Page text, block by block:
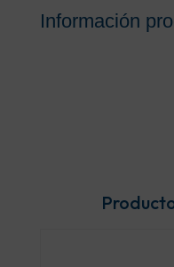
Información